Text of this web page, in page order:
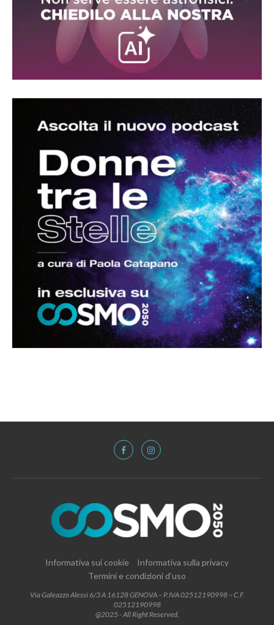
Informativa sui cookie
Informativa sulla privacy
Termini e condizioni d’uso
Via Galeazzo Alessi 6/3 A 16128 GENOVA – P.IVA 02512190998 – C.F.
02512190998
@2025 - All Right Reserved.